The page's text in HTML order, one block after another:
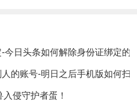
今日头条如何解除身份证绑定的
的账号-明日之后手机版如何扫
侵守护者蛋！